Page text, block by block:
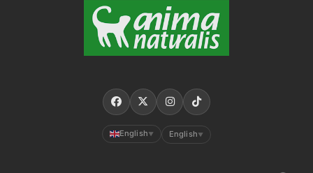
English ▼ English ▼